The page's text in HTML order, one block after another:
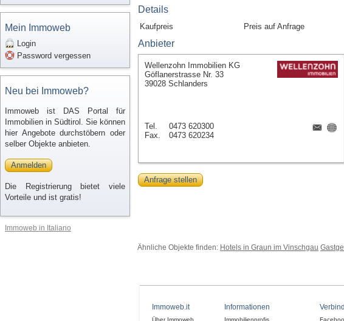
Mein Immoweb
Login
Password vergessen
Neu bei Immoweb?
Immoweb ist DAS Portal für
Immobilien in Südtirol. Sie können
hier Angebote durchstöbern oder
selber Objekte anbieten.
Anmelden
Die Registrierung bietet viele
Vorteile und ist gratis!
Immoweb in Italiano
Details
Kaufpreis Preis auf Anfrage
Anbieter
Wellenzohn Immobilien KG
Göflanerstrasse Nr. 33
39028 Schlanders
Tel.
0473 620300
Fax.
0473 620234
Anfrage stellen
Ähnliche Objekte finden: Hotels in Graun im Vinschgau
Immoweb.it
Über Immoweb
Informationen
Immobilienprofis